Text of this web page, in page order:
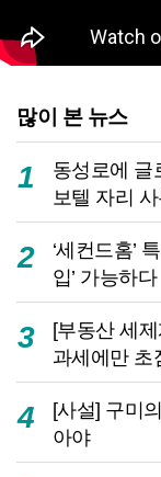
많이 본 뉴스
1
동성로에 글
보텔 자리
2
‘세컨드홈’
입’ 가능하다
3
[부동산 세
과세에만
4
[사설] 구미
아야